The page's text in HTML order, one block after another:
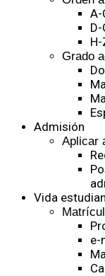
A-
D-
H-
Grado
Admisión
Aplicar
Vida
e-